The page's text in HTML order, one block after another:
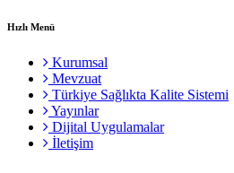
Hızlı Menü
Kurumsal
Mevzuat
Türkiye Sağlıkta Kalite Sistemi
Yayınlar
Dijital Uygulamalar
İletişim